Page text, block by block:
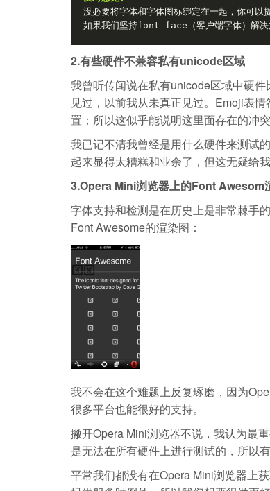
没必要将字体和字体图标绑定在一起，你可以
如果我们坚持font-face（客户端字体）解决
2.有些硬件不兼容私有unicode区域
我曾听传闻说在私有unicode区域中硬
见过，以前我从未真正见过。Emoji表
置；所以这似乎能说明这里面存在的冲突
我已记不清我曾经是用什么硬件来测试
起来显得太糟糕和业余了，但这无疑给
3.Opera Mini浏览器上的Font Awesom
字体支持和检测是在历史上是非常棘手
Font Awesome的渲染图：
我不会在这个难题上反复琢磨，因为
很多平台也能很好的支持。
撇开Opera Mini浏览器不说，我认为最
是无法在所有硬件上进行测试的，所以
平常我们都没有在Opera Mini浏览器上